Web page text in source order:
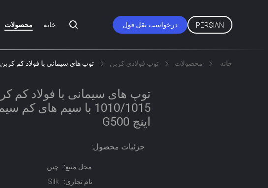
خانه محصولات درخواست نقل قول PERSIAN
خانه محصولات توپ فولادی کربن توپ های سیمانی با فولاد کم کربن AISI 1010/1015 با سیم های کم سیم 6.35MM 1/4 اینچ G500
اینچ G500
جزئیات محصول:
محل منبع:
چين
نام تجاری:
Silk